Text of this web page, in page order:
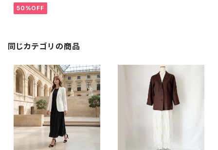
50%OFF
同じカテゴリの商品